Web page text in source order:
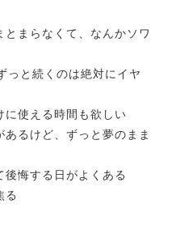
まらなくて、なんかソワ
っと続くのは絶対にイヤ
に使える時間も欲しい
るけど、ずっと夢のまま
悔する日がよくある
る